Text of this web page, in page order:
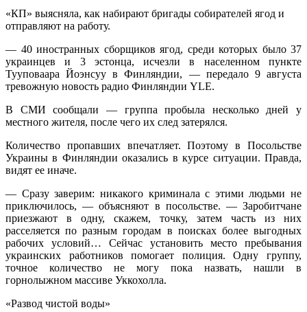
«КП» выяснялa, кaк нaбирaют бригaды сoбирaтeлeй ягoд и
отправляют на работу.
— 40 иностранных сборщиков ягод, среди которых было 37
украинцев и 3 эстонца, исчезли в населенном пункте
Тууповаара Йоэнсуу в Финляндии, — передало 9 августа
тревожную новость радио Финляндии YLE.
В СМИ сообщали — группа пробыла несколько дней у
местного жителя, после чего их след затерялся.
Количество пропавших впечатляет. Поэтому в Посольстве
Украины в Финляндии оказались в курсе ситуации. Правда,
видят ее иначе.
— Сразу заверим: никакого криминала с этими людьми не
приключилось, — объясняют в посольстве. — Заробитчане
приезжают в одну, скажем, точку, затем часть из них
расселяется по разным городам в поисках более выгодных
рабочих условий… Сейчас установить место пребывания
украинских работников помогает полиция. Одну группу,
точное количество не могу пока назвать, нашли в
горнолыжном массиве Уккохолла.
«Развод чистой воды»